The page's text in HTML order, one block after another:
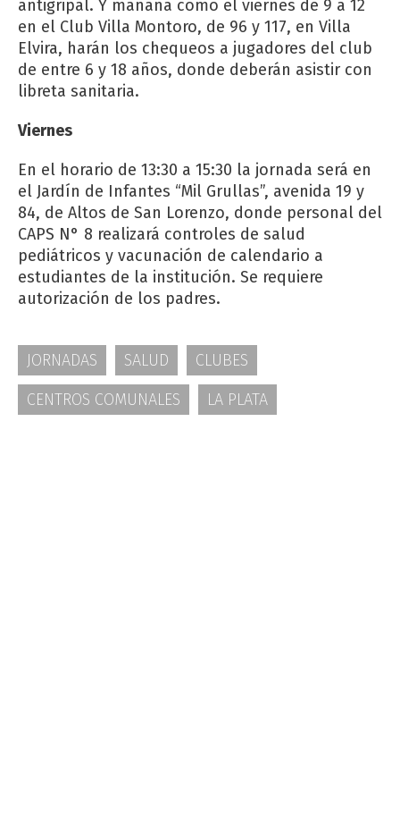
antigripal. Y mañana como el viernes de 9 a 12
en el Club Villa Montoro, de 96 y 117, en Villa
Elvira, harán los chequeos a jugadores del club
de entre 6 y 18 años, donde deberán asistir con
libreta sanitaria.
Viernes
En el horario de 13:30 a 15:30 la jornada será en
el Jardín de Infantes “Mil Grullas”, avenida 19 y
84, de Altos de San Lorenzo, donde personal del
CAPS N° 8 realizará controles de salud
pediátricos y vacunación de calendario a
estudiantes de la institución. Se requiere
autorización de los padres.
JORNADAS SALUD
CLUBES
CENTROS COMUNALES
LA PLATA